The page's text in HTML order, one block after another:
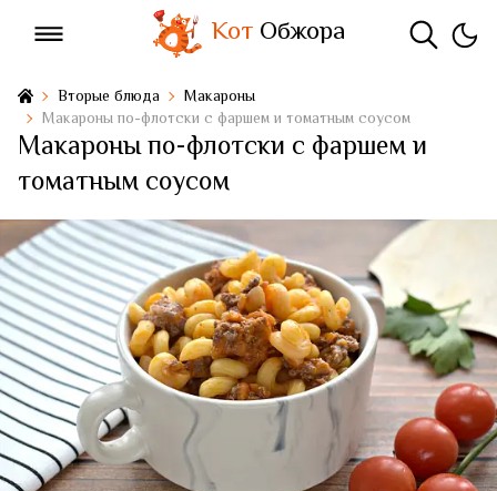
КотОбжора
Вторые блюда
Макароны
Макароны по-флотски с фаршем и томатным соусом
Макароны по-флотски с фаршем и
томатным соусом